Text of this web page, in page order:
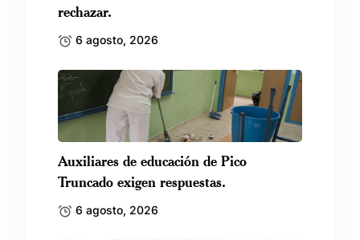
rechazar.
6 agosto, 2026
Auxiliares de educación de Pico
Truncado exigen respuestas.
6 agosto, 2026